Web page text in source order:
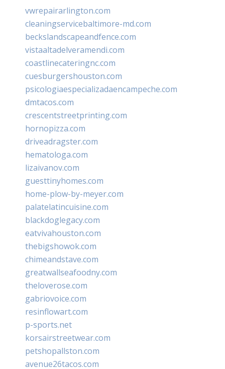
vwrepairarlington.com
cleaningservicebaltimore-md.com
beckslandscapeandfence.com
vistaaltadelveramendi.com
coastlinecateringnc.com
cuesburgershouston.com
psicologiaespecializadaencampeche.com
dmtacos.com
crescentstreetprinting.com
hornopizza.com
driveadragster.com
hematologa.com
lizaivanov.com
guesttinyhomes.com
home-plow-by-meyer.com
palatelatincuisine.com
blackdoglegacy.com
eatvivahouston.com
thebigshowok.com
chimeandstave.com
greatwallseafoodny.com
theloverose.com
gabriovoice.com
resinflowart.com
p-sports.net
korsairstreetwear.com
petshopallston.com
avenue26tacos.com